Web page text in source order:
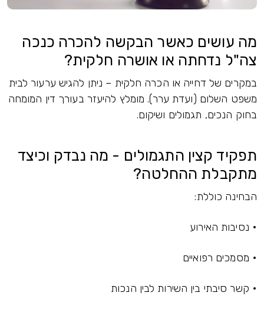
מה עושים כאשר הבקשה להכרה כנכה
צה"ל נדחתה או אושרה חלקית?
במקרים של דחייה או הכרה חלקית – ניתן להגיש ערעור לבית
משפט השלום (ועדת ערר). מומלץ להיעזר בעורך דין המומחה
בחוק הנכים, תגמולים ושיקום.
תפקיד קצין התגמולים - מה נבדק וכיצד
מתקבלת ההחלטה?
הבחינה כוללת:
• נסיבות האירוע
• מסמכים רפואיים
• קשר סיבתי בין השירות לבין הנכות